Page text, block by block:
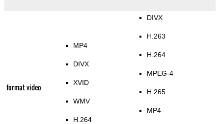
format video
MP4
DIVX
XVID
WMV
H.264
DIVX
H.263
H.264
MPEG-4
H.265
MP4